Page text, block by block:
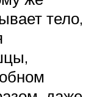
тело,